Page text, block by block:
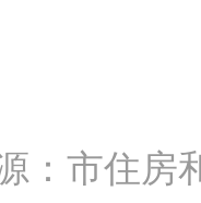
：市住